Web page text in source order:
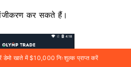
कर सकते हैं।
खाते में $10,000 निःशुल्क प्राप्त करें